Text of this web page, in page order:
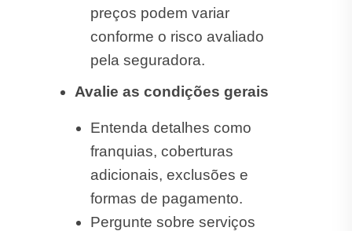
preços podem variar
conforme o risco avaliado
pela seguradora.
Avalie as condições gerais
Entenda detalhes como
franquias, coberturas
adicionais, exclusões e
formas de pagamento.
Pergunte sobre serviços